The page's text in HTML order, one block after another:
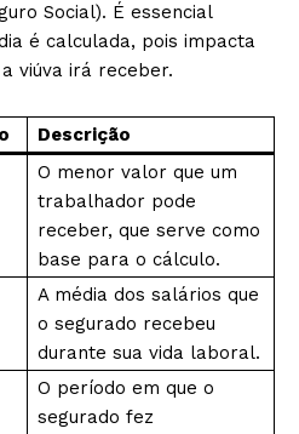
Social). É essencial
é calculada, pois impacta
viúva irá receber.
Descrição
O menor valor que um
trabalhador pode
receber, que serve como
base para o cálculo.
A média dos salários que
o segurado recebeu
durante sua vida laboral.
O período em que o
segurado fez